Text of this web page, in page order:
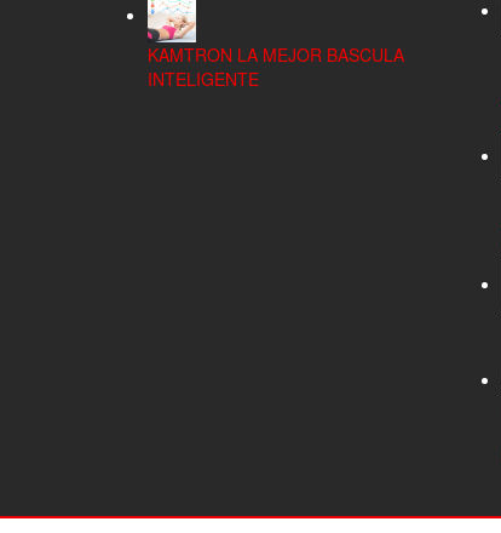
KAMTRON LA MEJOR BASCULA
INTELIGENTE